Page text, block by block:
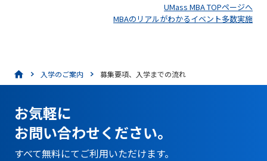
UMass MBA TOPページへ
MBAのリアルがわかるイベント多数実施
入学のご案内 募集要項、入学までの流れ
お気軽に
お問い合わせください。
すべて無料にてご利用いただけます。